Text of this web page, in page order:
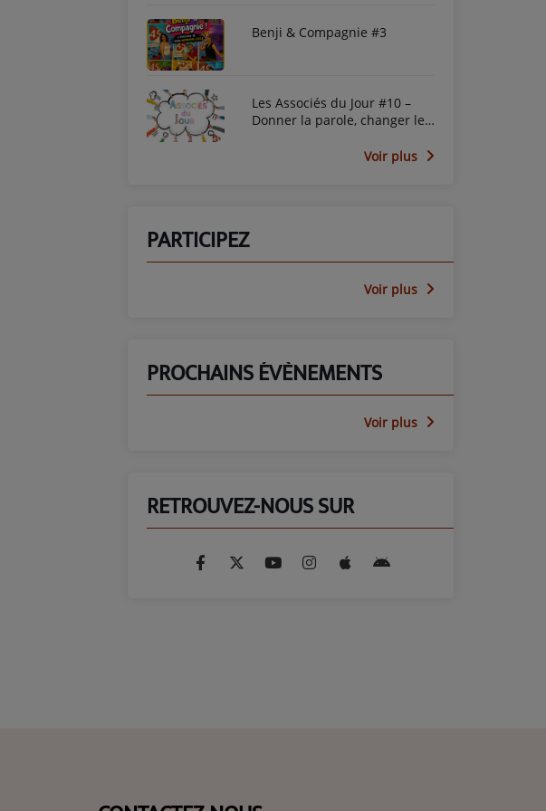
Benji & Compagnie #3
Les Associés du Jour #10 –
Donner la parole, changer le
Voir plus
PARTICIPEZ
Voir plus
PROCHAINS ÉVÈNEMENTS
Voir plus
RETROUVEZ-NOUS SUR